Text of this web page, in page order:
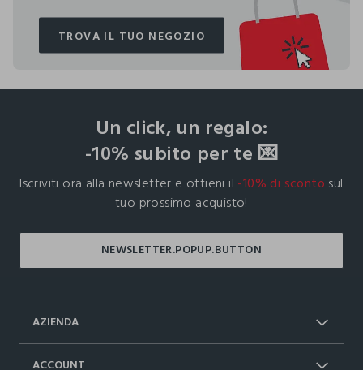
TROVA IL TUO NEGOZIO
TROVA IL TUO NEGOZIO
Un click, un regalo:
-10% subito per te 💌
Iscriviti ora alla newsletter e ottieni il -10% di sconto sul
tuo prossimo acquisto!
AZIENDA
ACCOUNT